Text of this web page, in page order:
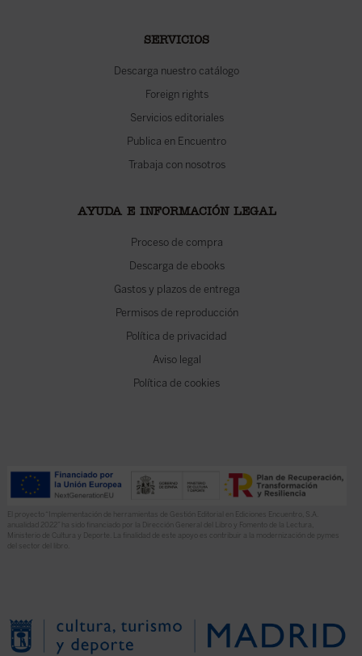
SERVICIOS
Descarga nuestro catálogo
Foreign rights
Servicios editoriales
Publica en Encuentro
Trabaja con nosotros
AYUDA E INFORMACIÓN LEGAL
Proceso de compra
Descarga de ebooks
Gastos y plazos de entrega
Permisos de reproducción
Política de privacidad
Aviso legal
Política de cookies
El proyecto “Implementación de herramientas de Gestión Editorial en Ediciones Encuentro, S.A.
anualidad 2022” ha sido financiado por la Dirección General del Libro y Fomento de la Lectura,
Ministerio de Cultura y Deporte. La finalidad de este apoyo es contribuir a la modernización de pymes
del sector del libro.